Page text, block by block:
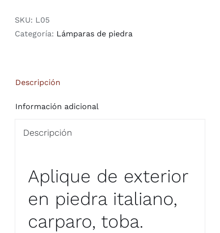
SKU: L05
Categoría: Lámparas de piedra
Descripción
Información adicional
Descripción
Aplique de exterior
en piedra italiano,
carparo, toba.